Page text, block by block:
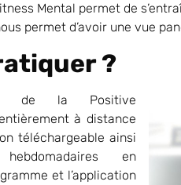
Mental permet de
permet d’avoir une vue
?
de la Positive
à distance
téléchargeable ainsi
en
et l’application